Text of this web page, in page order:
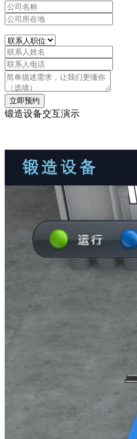
立即预约
锻造设备交互演示